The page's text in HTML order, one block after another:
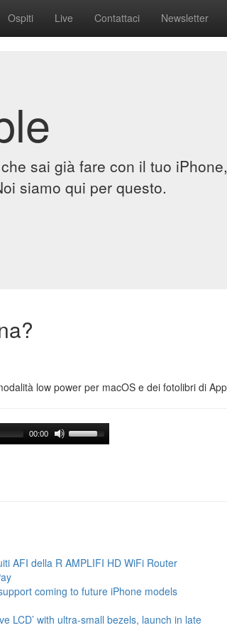
Ospiti Live Contattaci Newsletter
sai già fare con il tuo
siamo qui per questo.
low power per macOS e dei fotolibri di
00:00
AFI della R AMPLIFI HD WiFi Router
coming to future iPhone models
LCD’ with ultra-small bezels, launch in late